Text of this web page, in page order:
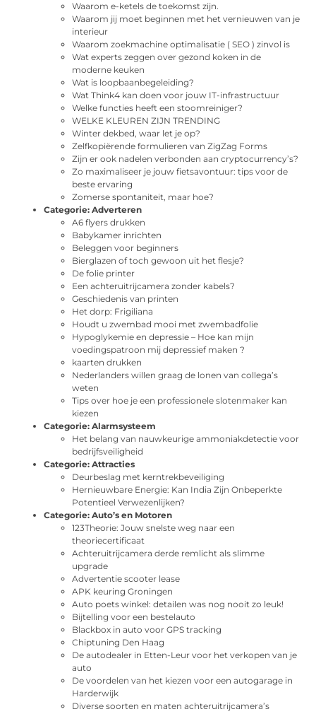
Waarom e-ketels de toekomst zijn.
Waarom jij moet beginnen met het vernieuwen van je
interieur
Waarom zoekmachine optimalisatie ( SEO ) zinvol is
Wat experts zeggen over gezond koken in de
moderne keuken
Wat is loopbaanbegeleiding?
Wat Think4 kan doen voor jouw IT-infrastructuur
Welke functies heeft een stoomreiniger?
WELKE KLEUREN ZIJN TRENDING
Winter dekbed, waar let je op?
Zelfkopiërende formulieren van ZigZag Forms
Zijn er ook nadelen verbonden aan cryptocurrency’s?
Zo maximaliseer je jouw fietsavontuur: tips voor de
beste ervaring
Zomerse spontaniteit, maar hoe?
Categorie: Adverteren
A6 flyers drukken
Babykamer inrichten
Beleggen voor beginners
Bierglazen of toch gewoon uit het flesje?
De folie printer
Een achteruitrijcamera zonder kabels?
Geschiedenis van printen
Het dorp: Frigiliana
Houdt u zwembad mooi met zwembadfolie
Hypoglykemie en depressie – Hoe kan mijn
voedingspatroon mij depressief maken ?
kaarten drukken
Nederlanders willen graag de lonen van collega’s
weten
Tips over hoe je een professionele slotenmaker kan
kiezen
Categorie: Alarmsysteem
Het belang van nauwkeurige ammoniakdetectie voor
bedrijfsveiligheid
Categorie: Attracties
Deurbeslag met kerntrekbeveiliging
Hernieuwbare Energie: Kan India Zijn Onbeperkte
Potentieel Verwezenlijken?
Categorie: Auto’s en Motoren
123Theorie: Jouw snelste weg naar een
theoriecertificaat
Achteruitrijcamera derde remlicht als slimme
upgrade
Advertentie scooter lease
APK keuring Groningen
Auto poets winkel: detailen was nog nooit zo leuk!
Bijtelling voor een bestelauto
Blackbox in auto voor GPS tracking
Chiptuning Den Haag
De autodealer in Etten-Leur voor het verkopen van je
auto
De voordelen van het kiezen voor een autogarage in
Harderwijk
Diverse soorten en maten achteruitrijcamera’s